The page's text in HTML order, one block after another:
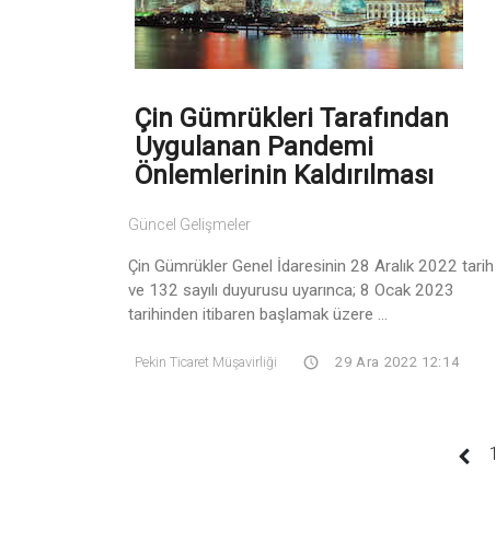
Çin Gümrükleri Tarafından
Uygulanan Pandemi
Önlemlerinin Kaldırılması
Güncel Gelişmeler
Çin Gümrükler Genel İdaresinin 28 Aralık 2022 tarih
ve 132 sayılı duyurusu uyarınca; 8 Ocak 2023
tarihinden itibaren başlamak üzere ...
Pekin Ticaret Müşavirliği 29 Ara 2022 12:14
1